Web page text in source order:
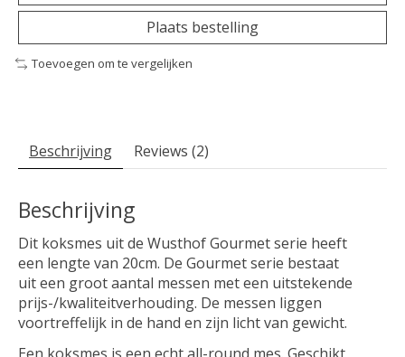
Plaats bestelling
Toevoegen om te vergelijken
Beschrijving Reviews (2)
Beschrijving
Dit koksmes uit de Wusthof Gourmet serie heeft
een lengte van 20cm. De Gourmet serie bestaat
uit een groot aantal messen met een uitstekende
prijs-/kwaliteitverhouding. De messen liggen
voortreffelijk in de hand en zijn licht van gewicht.